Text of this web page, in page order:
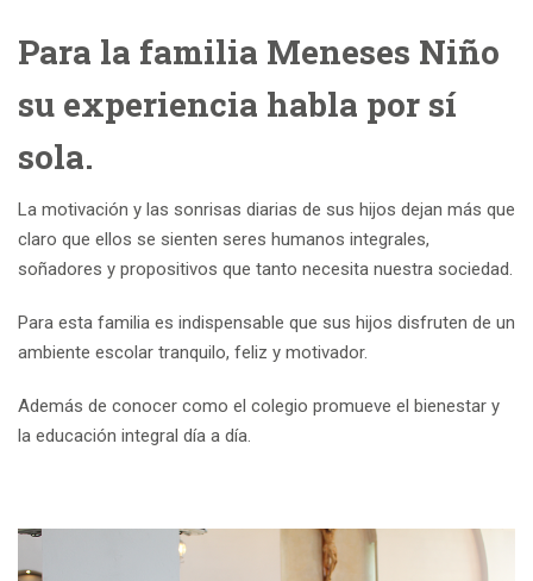
Para la familia Meneses Niño
su experiencia habla por sí
sola.
La motivación y las sonrisas diarias de sus hijos dejan más que
claro que ellos se sienten seres humanos integrales,
soñadores y propositivos que tanto necesita nuestra sociedad.
Para esta familia es indispensable que sus hijos disfruten de un
ambiente escolar tranquilo, feliz y motivador.
Además de conocer como el colegio promueve el bienestar y
la educación integral día a día.